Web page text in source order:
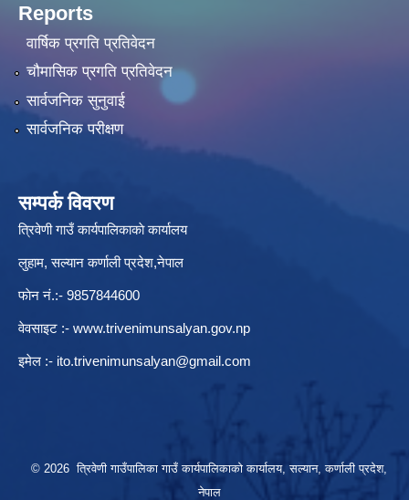
Reports
वार्षिक प्रगति प्रतिवेदन
चौमासिक प्रगति प्रतिवेदन
सार्वजनिक सुनुवाई
सार्वजनिक परीक्षण
सम्पर्क विवरण
त्रिवेणी गाउँ कार्यपालिकाकाे कार्यालय
लुहाम, सल्यान कर्णाली प्रदेश,नेपाल
फाेन नं.:- 9857844600
वेवसाइट :- www.trivenimunsalyan.gov.np
इमेल :- ito.trivenimunsalyan@gmail.com
© 2026 त्रिवेणी गाउँपालिका गाउँ कार्यपालिकाकाे कार्यालय, सल्यान, कर्णाली प्रदेश,
नेपाल